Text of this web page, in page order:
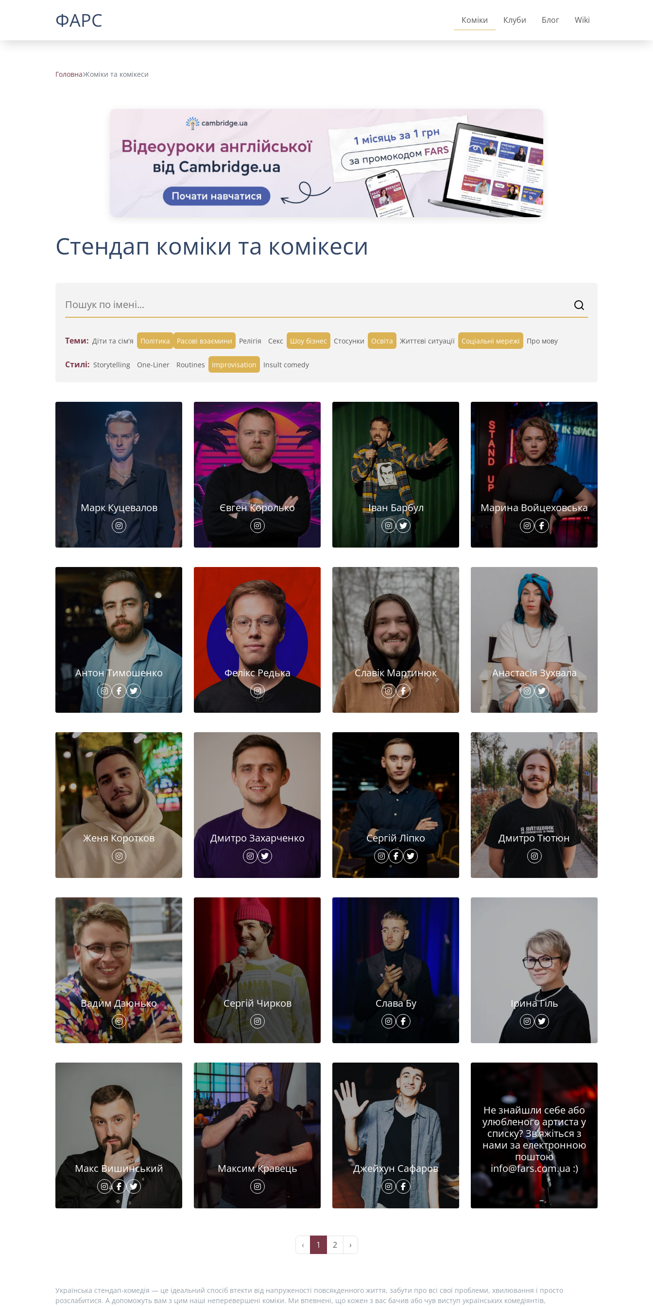
ФАРС Коміки Клуби Блог Wiki
Головна Коміки та комікеси
Стендап коміки та комікеси
Теми: Діти та сім'я Політика Расові взаємини Релігія Секс Шоу бізнес Стосунки Освіта Життєві ситуації Cоціальні мережі Про мову
Стилі: Storytelling One-Liner Routines Improvisation Insult comedy
Марк Куцевалов Євген Королько Іван Барбул Марина Войцеховська
Антон Тимошенко Фелікс Редька Славік Мартинюк Анастасія Зухвала
Женя Коротков Дмитро Захарченко Сергій Ліпко Дмитро Тютюн
Вадим Дзюнько Сергій Чирков Слава Бу Ірина Гіль
Макс Вишинський Максим Кравець Джейхун Сафаров
Не знайшли себе або
улюбленого артиста у
списку? Зв'яжіться з
нами за електронною
поштою
info@fars.com.ua :)
‹ 1 2 ›
Українська стендап-комедія — це ідеальний спосіб втекти від напруженості повсякденного життя, забути про всі свої проблеми, хвилювання і просто
розслабитися. А допоможуть вам з цим наші неперевершені коміки. Ми впевнені, що кожен з вас бачив або чув виступ українських комедіянтів,